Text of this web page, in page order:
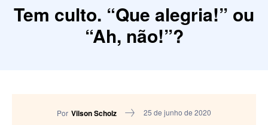
Tem culto. “Que alegria!” ou
“Ah, não!”?
Por Vilson Scholz 25 de junho de 2020